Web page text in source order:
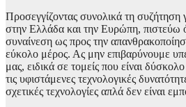
Προσεγγίζοντας συνολικά τη συζήτηση
στην Ελλάδα και την Ευρώπη, πιστεύω
συναίνεση ως προς την
εύκολο μέρος. Ας μην επιβαρύνουμε
μας, ειδικά σε τομείς που είναι
τις υφιστάμενες τεχνολογικές
σχετικές τεχνολογίες απλά δεν είναι